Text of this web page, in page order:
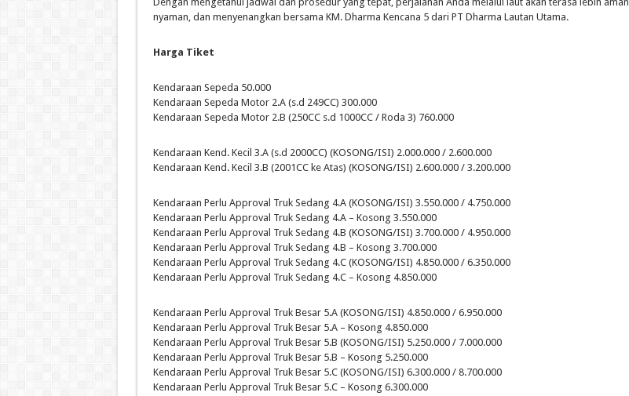
nyaman, dan menyenangkan bersama KM. Dharma Kencana 5 dari PT Dharma Lautan Utama.
Harga Tiket
Kendaraan Sepeda 50.000
Kendaraan Sepeda Motor 2.A (s.d 249CC) 300.000
Kendaraan Sepeda Motor 2.B (250CC s.d 1000CC / Roda 3) 760.000
Kendaraan Kend. Kecil 3.A (s.d 2000CC) (KOSONG/ISI) 2.000.000 / 2.600.000
Kendaraan Kend. Kecil 3.B (2001CC ke Atas) (KOSONG/ISI) 2.600.000 / 3.200.000
Kendaraan Perlu Approval Truk Sedang 4.A (KOSONG/ISI) 3.550.000 / 4.750.000
Kendaraan Perlu Approval Truk Sedang 4.A – Kosong 3.550.000
Kendaraan Perlu Approval Truk Sedang 4.B (KOSONG/ISI) 3.700.000 / 4.950.000
Kendaraan Perlu Approval Truk Sedang 4.B – Kosong 3.700.000
Kendaraan Perlu Approval Truk Sedang 4.C (KOSONG/ISI) 4.850.000 / 6.350.000
Kendaraan Perlu Approval Truk Sedang 4.C – Kosong 4.850.000
Kendaraan Perlu Approval Truk Besar 5.A (KOSONG/ISI) 4.850.000 / 6.950.000
Kendaraan Perlu Approval Truk Besar 5.A – Kosong 4.850.000
Kendaraan Perlu Approval Truk Besar 5.B (KOSONG/ISI) 5.250.000 / 7.000.000
Kendaraan Perlu Approval Truk Besar 5.B – Kosong 5.250.000
Kendaraan Perlu Approval Truk Besar 5.C (KOSONG/ISI) 6.300.000 / 8.700.000
Kendaraan Perlu Approval Truk Besar 5.C – Kosong 6.300.000